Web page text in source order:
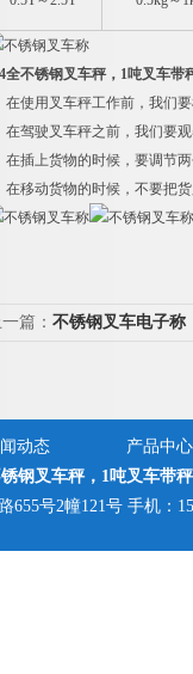
全不锈钢叉车秤，1吨叉车带
在使用叉车秤工作前，我们
在驾驶叉车秤之前，我们要
在插上货物的时候，要调节
在移动货物的时候，不要把
篇： 不锈钢叉车电子称
动态
产品中心
钢叉车秤，1吨叉车带秤
号2幢121号 手机：